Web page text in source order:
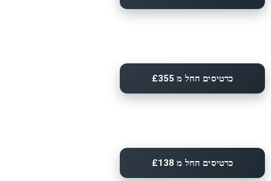
כרטיסים החל מ £355
כרטיסים החל מ £138